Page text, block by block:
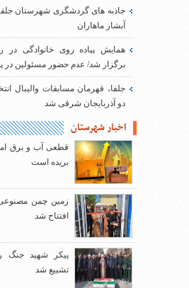
جاذبه های گردشگری شهرستان
آبشار ماهاران
همایش پیاده روی خانوادگی در
برگزار شد/ عدم حضور مسئولین در
جلفا، قهرمان مسابقات والیبال
دو آذربایجان شرقی شد
اخبار شهرستان
قطعی آب و برق
بریده است
زمین چمن
افتتاح شد
پیکر شهید جنگ
تشییع شد